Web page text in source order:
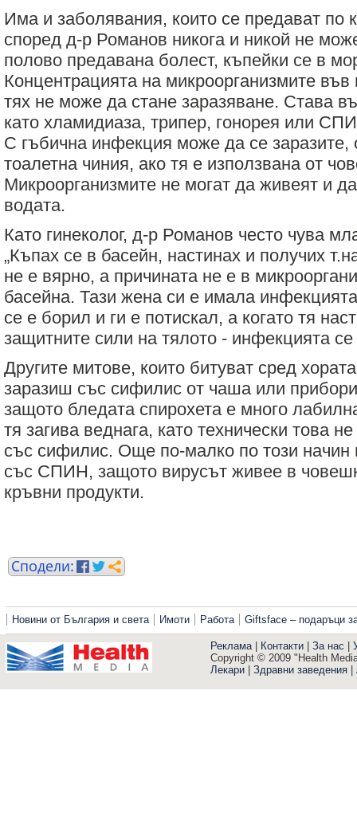
Има и заболявания, които се предават по
според д-р Романов никога и никой не
полово предавана болест, къпейки се в
Концентрацията на микроорганизмите
тях не може да стане заразяване. Става
като хламидиаза, трипер, гонорея или
С гъбична инфекция може да се заразите,
тоалетна чиния, ако тя е използвана от
Микроорганизмите не могат да живеят и
водата.
Като гинеколог, д-р Романов често чува
„Къпах се в басейн, настинах и получих
не е вярно, а причината не е в
басейна. Тази жена си е имала
се е борил и ги е потискал, а когато тя
защитните сили на тялото - инфекцията
Другите митове, които битуват сред
заразиш със сифилис от чаша или
защото бледата спирохета е много
тя загива веднага, като технически това
със сифилис. Още по-малко по този
със СПИН, защото вирусът живее в
кръвни продукти.
Новини от България и света Имоти Работа Giftsface – подаръци
Реклама| Контакти За нас
Copyright © 2009 "Health
Лекари
Здравни заведения